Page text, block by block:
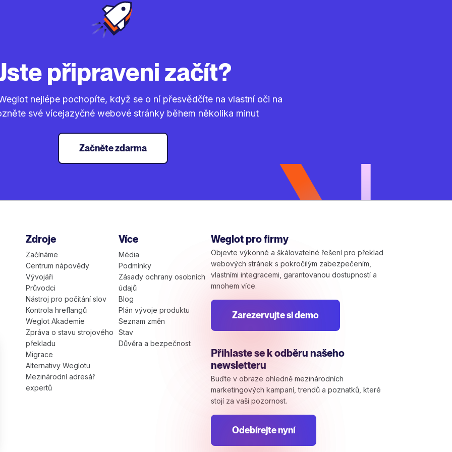
připraveni začít?
nejlépe pochopíte, když se o ní přesvědčíte na vlastní oči na
své vícejazyčné webové stránky během několika minut
Začněte zdarma
Zdroje
Začínáme
Centrum nápovědy
Vývojáři
Průvodci
Nástroj pro počítání slov
Kontrola hreflangů
Weglot Akademie
Zpráva o stavu strojového
překladu
Migrace
Alternativy Weglotu
Mezinárodní adresář
expertů
Více
Média
Podmínky
Zásady ochrany osobních
údajů
Blog
Plán vývoje produktu
Seznam změn
Stav
Důvěra a bezpečnost
Weglot pro firmy
Objevte výkonné a škálovatelné řešení pro překlad
webových stránek s pokročilým zabezpečením,
vlastními integracemi, garantovanou dostupností a
mnohem více.
Zarezervujte si demo
Přihlaste se k odběru našeho
newsletteru
Buďte v obraze ohledně mezinárodních
marketingových kampaní, trendů a poznatků, které
stojí za vaši pozornost.
Odebírejte nyní